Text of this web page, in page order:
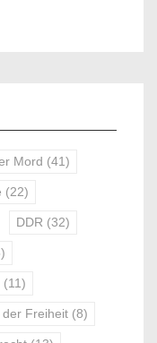
Mord (41)
(22)
DDR (32)
(11)
der Freiheit (8)